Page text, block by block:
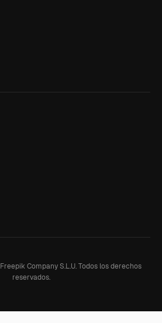
Freepik Company S.L.U.Todos los derechos
reservados.